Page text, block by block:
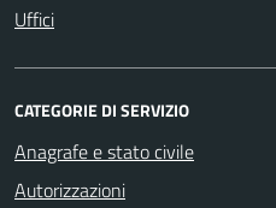
Uffici
CATEGORIE DI SERVIZIO
Anagrafe e stato civile
Autorizzazioni